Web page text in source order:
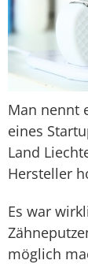
Man nennt
eines
Land
Hersteller
Es war
möglich